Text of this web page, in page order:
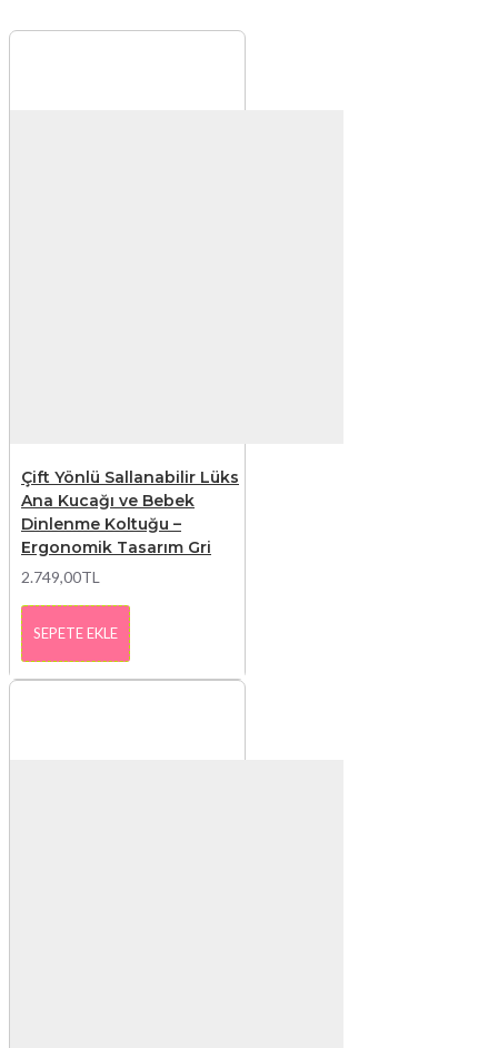
Çift Yönlü Sallanabilir Lüks
Ana Kucağı ve Bebek
Dinlenme Koltuğu –
Ergonomik Tasarım Gri
2.749,00TL
SEPETE EKLE